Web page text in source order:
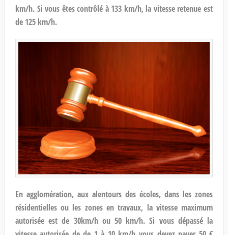
km/h. Si vous êtes contrôlé à 133 km/h, la vitesse retenue est
de 125 km/h.
En agglomération, aux alentours des écoles, dans les zones
résidentielles ou les zones en travaux, la vitesse maximum
autorisée est de 30km/h ou 50 km/h. Si vous dépassé la